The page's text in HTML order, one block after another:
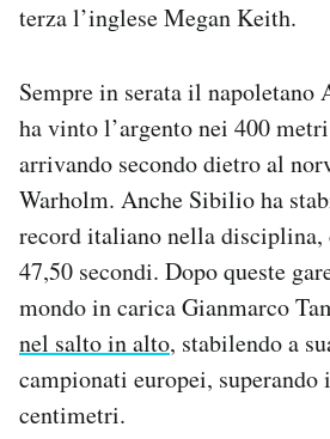
terza l’inglese Megan Keith.
Sempre in serata il napoletano
ha vinto l’argento nei 400
arrivando secondo dietro al
Warholm. Anche Sibilio ha
record italiano nella
47,50 secondi. Dopo queste
mondo in carica Gianmarco
nel salto in alto, stabilendo a
campionati europei, superando
centimetri.